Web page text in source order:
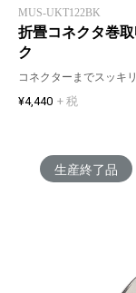
MUS-UKT122BK
折畳コネクタ巻
ク
コネクターまでスッキ
¥4,440 + 税
生産終了品